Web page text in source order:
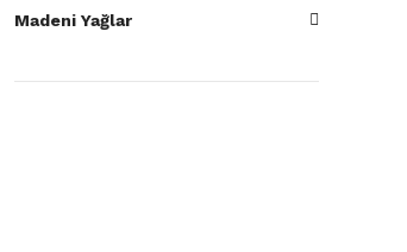
Madeni Yağlar